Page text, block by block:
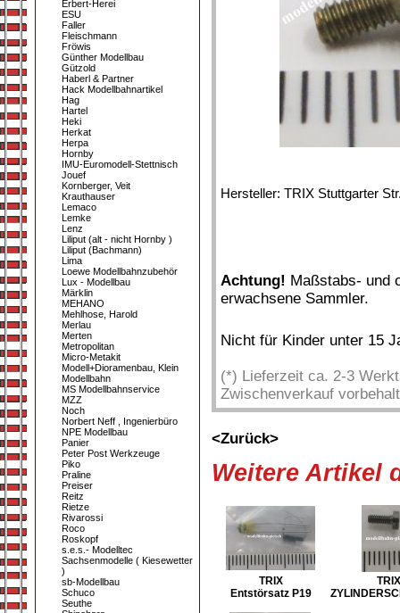
Erbert-Herei
ESU
Faller
Fleischmann
Fröwis
Günther Modellbau
Gützold
Haberl & Partner
Hack Modellbahnartikel
Hag
Hartel
Heki
Herkat
Herpa
Hornby
IMU-Euromodell-Stettnisch
Jouef
Kornberger, Veit
Krauthauser
Lemaco
Lemke
Lenz
Liliput (alt - nicht Hornby )
Liliput (Bachmann)
Lima
Loewe Modellbahnzubehör
Lux - Modellbau
Märklin
MEHANO
Mehlhose, Harold
Merlau
Merten
Metropolitan
Micro-Metakit
Modell+Dioramenbau, Klein
Modellbahn
MS Modellbahnservice
MZZ
Noch
Norbert Neff , Ingenierbüro
NPE Modellbau
Panier
Peter Post Werkzeuge
Piko
Praline
Preiser
Reitz
Rietze
Rivarossi
Roco
Roskopf
s.e.s.- Modelltec
Sachsenmodelle ( Kiesewetter
)
sb-Modellbau
Schuco
Seuthe
Hersteller: TRIX Stuttgarter
Achtung! Maßstabs- und
erwachsene Sammler.
Nicht für Kinder unter 15
(*) Lieferzeit ca. 2-3
Zwischenverkauf
<Zurück>
Weitere Artikel
TRIX
Entstörsatz P19
TRIX